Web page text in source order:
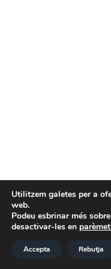
Utilitzem galetes per a
web.
Podeu esbrinar més
desactivar-les en
Accepta Rebutja